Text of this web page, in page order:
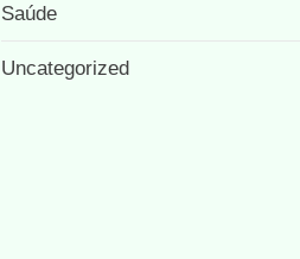
Saúde
Uncategorized